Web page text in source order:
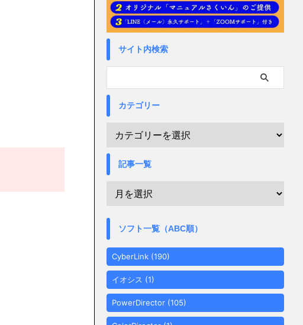
サイト内検索
カテゴリー
記事一覧
ソフト一覧（ABC順）
CyberLink (190)
イオシス (1)
PowerDirector (105)